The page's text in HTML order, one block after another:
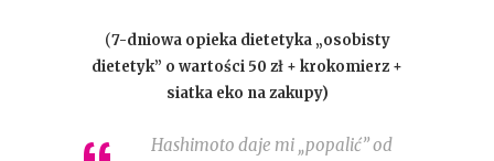
(7-dniowa opieka dietetyka „osobisty
dietetyk” o wartości 50 zł + krokomierz +
siatka eko na zakupy)
Hashimoto daje mi „popalić” od